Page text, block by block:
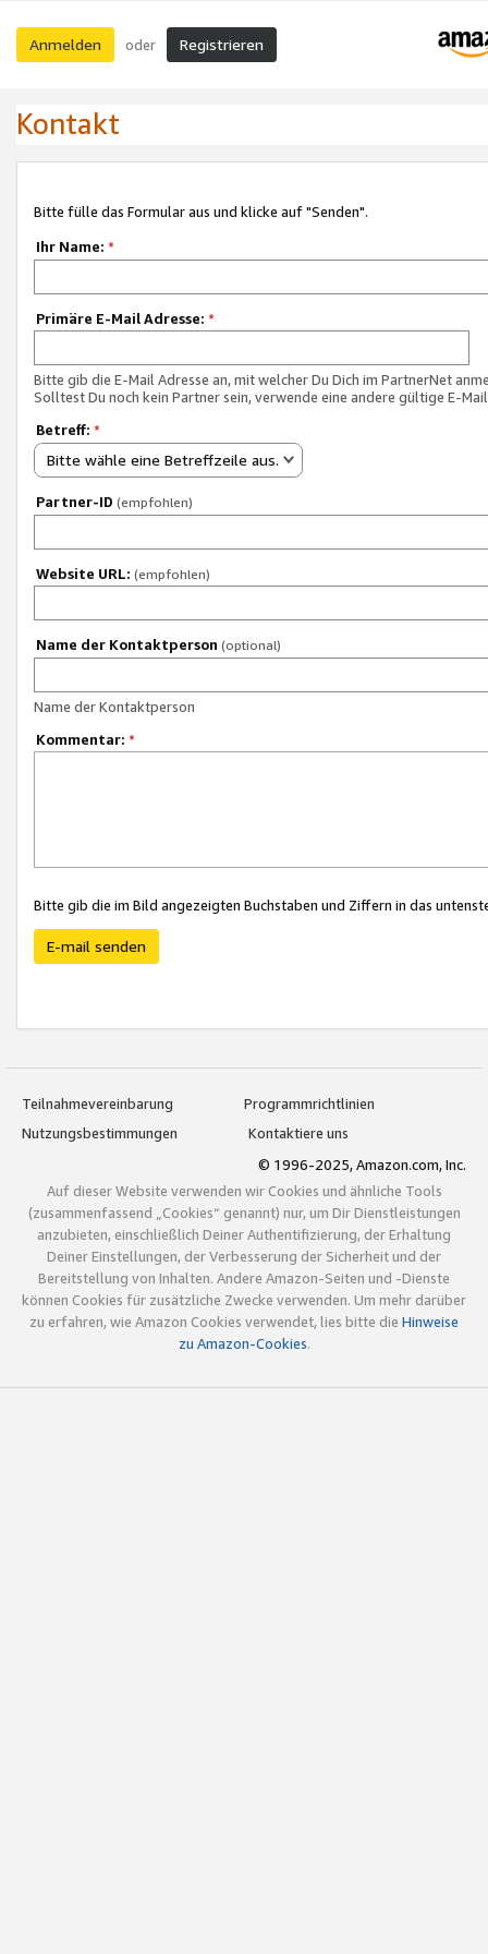
Anmelden oder Registrieren
Kontakt
Bitte fülle das Formular aus und klicke auf "Senden".
Ihr Name: *
Primäre E-Mail Adresse: *
Bitte gib die E-Mail Adresse an, mit welcher Du Dich im PartnerNet
Solltest Du noch kein Partner sein, verwende eine andere gültige E-
Betreff: *
Bitte wähle eine Betreffzeile aus.
Partner-ID (empfohlen)
Website URL: (empfohlen)
Name der Kontaktperson (optional)
Name der Kontaktperson
Kommentar: *
Bitte gib die im Bild angezeigten Buchstaben und Ziffern in das
E-mail senden
Teilnahmevereinbarung
Programmrichtlinien
Nutzungsbestimmungen
Kontaktiere uns
© 1996-2025, Amazon.com, Inc.
Auf dieser Website verwenden wir Cookies und ähnliche Tools
(zusammenfassend „Cookies“ genannt) nur, um Dir Dienstleistungen
anzubieten, einschließlich Deiner Authentifizierung, der Erhaltung
Deiner Einstellungen, der Verbesserung der Sicherheit und der
Bereitstellung von Inhalten. Andere Amazon-Seiten und -Dienste
können Cookies für zusätzliche Zwecke verwenden. Um mehr darüber
zu erfahren, wie Amazon Cookies verwendet, lies bitte die Hinweise
zu Amazon-Cookies.